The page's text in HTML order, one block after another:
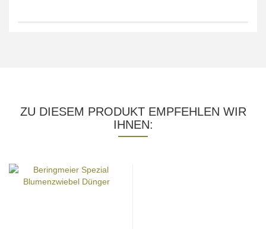
ZU DIESEM PRODUKT EMPFEHLEN WIR
IHNEN: